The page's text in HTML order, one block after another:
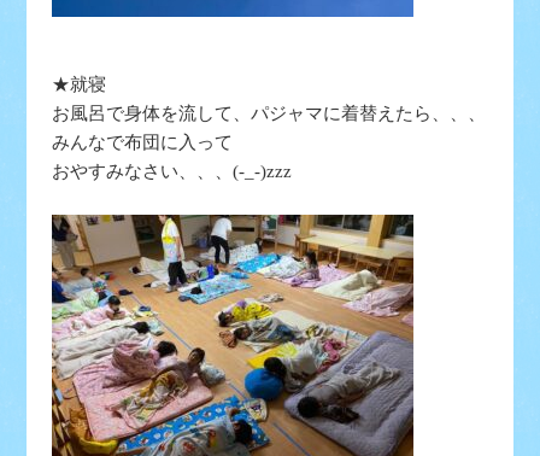
★就寝
お風呂で身体を流して、パジャマに着替えたら、、、
みんなで布団に入って
おやすみなさい、、、(-_-)zzz